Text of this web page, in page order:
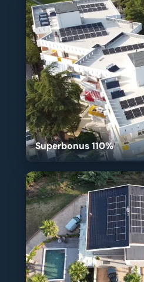
Superbonus 110%